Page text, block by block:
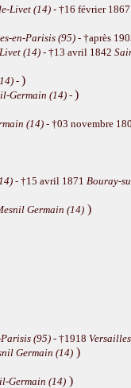
Livet (14)- †16 février 1867
en-Parisis (95)- †après
(14) - †13 avril 1842
- )
Germain (14)- )
(14) - †03 novembre
- †15 avril 1871 Bouray-
Germain (14) )
(95) - †1918
Germain (14) )
Germain (14) )